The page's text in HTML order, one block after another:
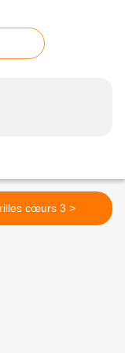
Grilles cœurs 3 >